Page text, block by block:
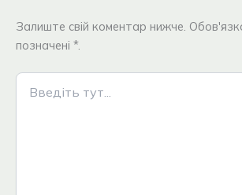
Залиште свій коментар нижче.
позначені *.
Введіть
тут...